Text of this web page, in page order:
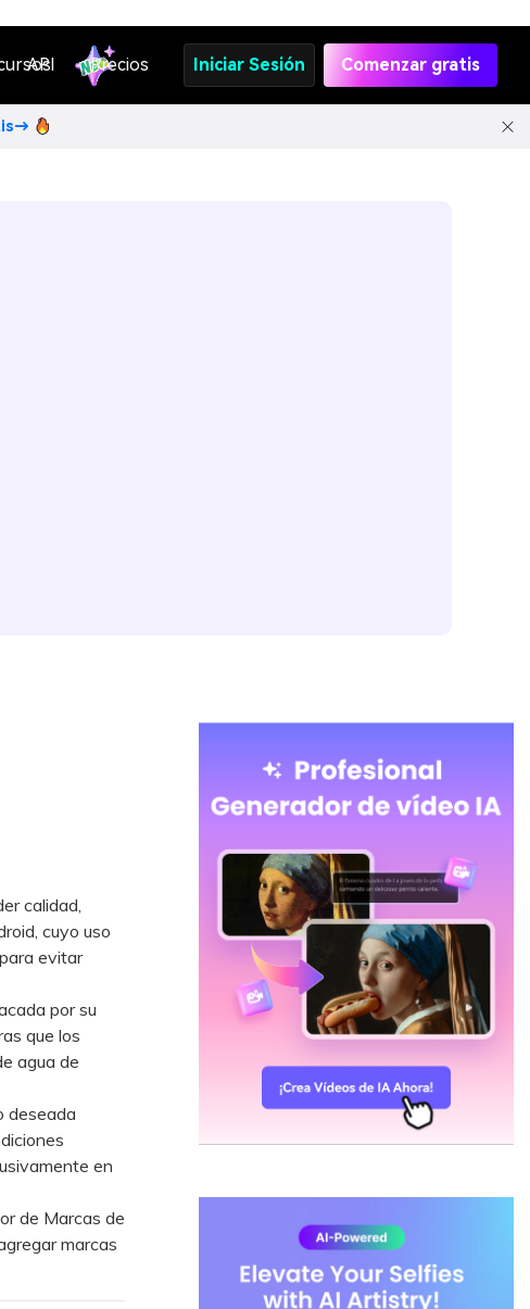
API Precios Iniciar Sesión Comenzar gratis
calidad,
cuyo uso
evitar
por su
que los
agua de
deseada
en
de Marcas de
marcas